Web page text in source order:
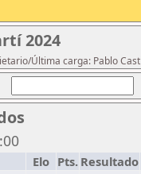
2024
Última carga: Pablo
Elo Pts. Resultado